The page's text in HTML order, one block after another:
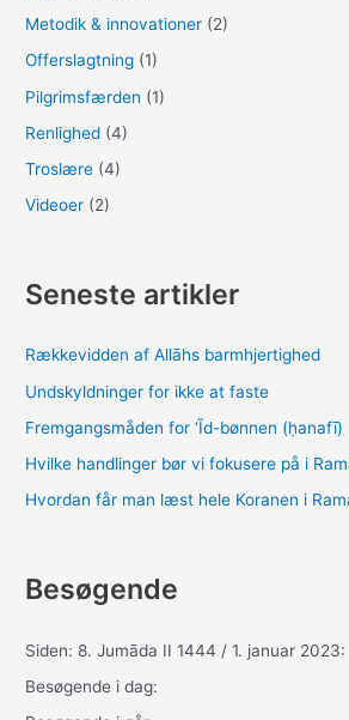
Metodik & innovationer (2)
Offerslagtning (1)
Pilgrimsfærden (1)
Renlighed (4)
Troslære (4)
Videoer (2)
Seneste artikler
Rækkevidden af Allāhs barmhjertighed
Undskyldninger for ikke at faste
Fremgangsmåden for ‘Īd-bønnen (ḥanafī)
Hvilke handlinger bør vi fokusere på i
Hvordan får man læst hele Koranen i
Besøgende
Siden: 8. Jumāda II 1444 / 1. januar 2023:
Besøgende i dag: